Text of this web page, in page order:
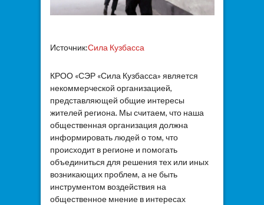
Источник:Сила Кузбасса
КРОО «СЭР «Сила Кузбасса» является
некоммерческой организацией,
представляющей общие интересы
жителей региона. Мы считаем, что наша
общественная организация должна
информировать людей о том, что
происходит в регионе и помогать
объединиться для решения тех или иных
возникающих проблем, а не быть
инструментом воздействия на
общественное мнение в интересах